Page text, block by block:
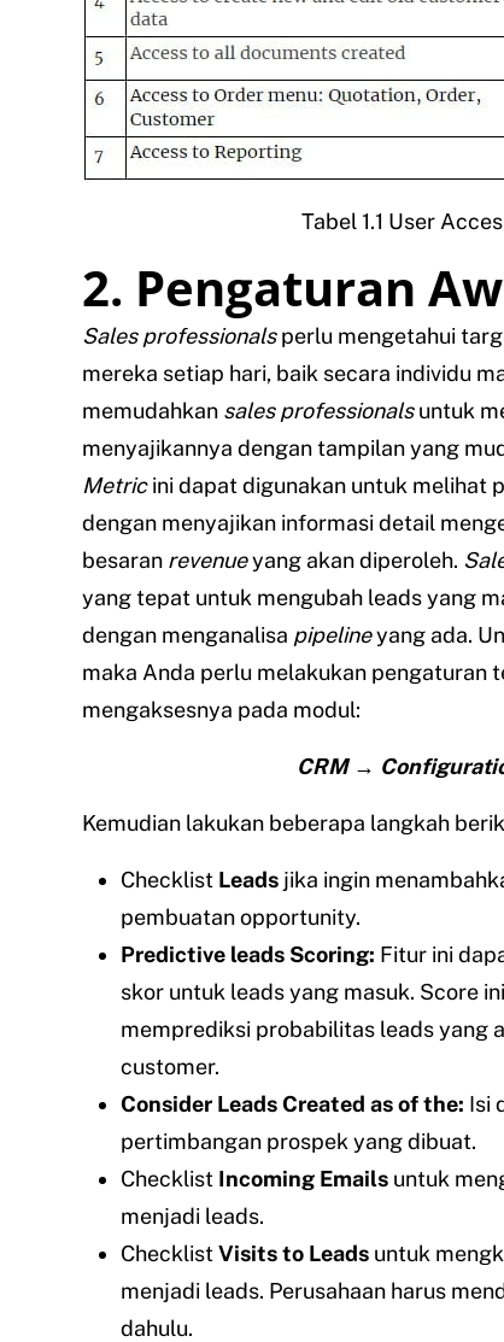
Tabel 1.1 User
2. Pengaturan
Sales professionalsperlu mengetahui
mereka setiap hari, baik secara individu
memudahkan sales professionalsuntuk
menyajikannya dengan tampilan yang
Metricini dapat digunakan untuk melihat
dengan menyajikan informasi detail
besaran revenueyang akan diperoleh.
yang tepat untuk mengubah leads yang
dengan menganalisa pipelineyang ada.
maka Anda perlu melakukan pengaturan
mengaksesnya pada modul:
CRM →
Kemudian lakukan beberapa langkah
Checklist Leads jika ingin
pembuatan opportunity.
Predictive leads Scoring: Fitur ini
skor untuk leads yang masuk. Score
memprediksi probabilitas leads yang
customer.
Consider Leads Created as of the: Isi
pertimbangan prospek yang dibuat.
Checklist Incoming Emails untuk
menjadi leads.
ChecklistVisits to Leadsuntuk
menjadi leads. Perusahaan harus
dahulu.